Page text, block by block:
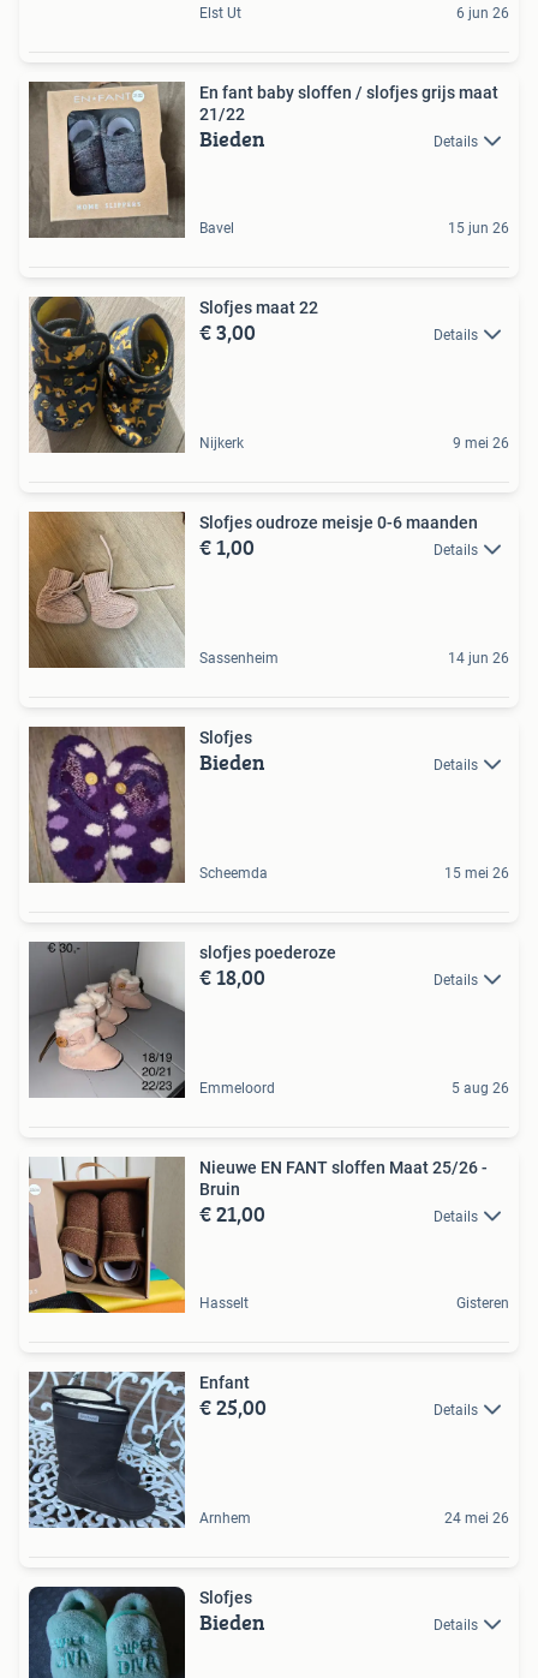
Elst Ut 6 jun 26
En fant baby sloffen / slofjes grijs maat
21/22
Bieden Details
Bavel 15 jun 26
Slofjes maat 22
€ 3,00 Details
Nijkerk 9 mei 26
Slofjes oudroze meisje 0-6 maanden
€ 1,00 Details
Sassenheim 14 jun 26
Slofjes
Bieden Details
Scheemda 15 mei 26
slofjes poederoze
€ 18,00 Details
Emmeloord 5 aug 26
Nieuwe EN FANT sloffen Maat 25/26 -
Bruin
€ 21,00 Details
Hasselt Gisteren
Enfant
€ 25,00 Details
Arnhem 24 mei 26
Slofjes
Bieden Details